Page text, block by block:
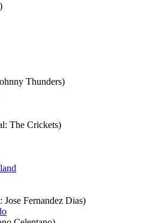
Thunders)
The Crickets)
Jose Fernandez Dias)